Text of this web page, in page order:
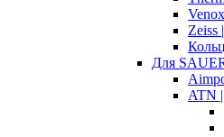
Для
ATN